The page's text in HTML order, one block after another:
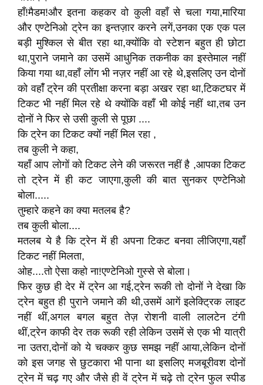
हाँ!मैडम!और इतना कहकर वो कुली वहाँ से चला गया,मारिया
और एण्टेनिओ ट्रेन का इन्तज़ार करने लगें,उनका एक एक पल
बड़ी मुश्किल से बीत रहा था,क्योंकि वो स्टेशन बहुत ही छोटा
था,पुराने जमाने का उसमें आधुनिक तकनीक का इस्तेमाल नहीं
किया गया था,वहाँ लोंग भी नज़र नहीं आ रहे थे,इसलिए उन दोनों
को वहांँ ट्रेन की प्रतीक्षा करना बड़ा अखर रहा था,टिकटघर में
टिकट भी नहीं मिल रहे थे क्योंकि वहाँ भी कोई नहीं था,तब उन
दोनों ने फिर से उसी कुली से पूछा ....
कि ट्रेन का टिकट क्यों नहीं मिल रहा ,
तब कुली ने कहा,
यहाँ आप लोगों को टिकट लेने की जरूरत नहीं है ,आपका टिकट
तो ट्रेन में ही कट जाएगा,कुली की बात सुनकर एण्टेनिओ
बोला.....
तुम्हारे कहने का क्या मतलब है?
तब कुली बोला....
मतलब ये है कि ट्रेन में ही अपना टिकट बनवा लीजिएगा,यहाँ
टिकट नहीं मिलता,
ओह....तो ऐसा कहो ना!एण्टेनिओ गुस्से से बोला।
फिर कुछ ही देर में ट्रेन आ गई,ट्रेन रूकी तो दोनों ने देखा कि
ट्रेन बहुत ही पुराने जमाने की थी,उसमें आगें इलेक्ट्रिक लाइट
नहीं थीं,अगल बगल बहुत तेज़ रोशनी वाली लालटेन टंगी
थीं,ट्रेन काफी देर तक रूकी रही लेकिन उसमें से एक भी यात्री
ना उतरा,दोनों को ये चक्कर कुछ समझ नहीं आया,लेकिन दोनों
को इस जगह से छुटकारा भी पाना था इसलिए मजबूरीवश दोनों
ट्रेन में चढ़ गए और जैसे ही वें ट्रेन में चढ़े तो ट्रेन फुल स्पीड